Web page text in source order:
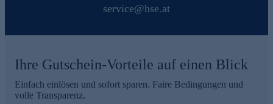
service@hse.at
Ihre Gutschein-Vorteile auf einen Blick
Einfach einlösen und sofort sparen. Faire Bedingungen und
volle Transparenz.